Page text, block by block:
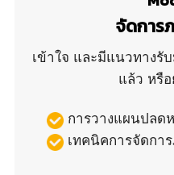
จัดการ
เข้าใจ และมีแนวทาง
แล้ว หรื
การวางแผนปลด
เทคนิคการจัดกา